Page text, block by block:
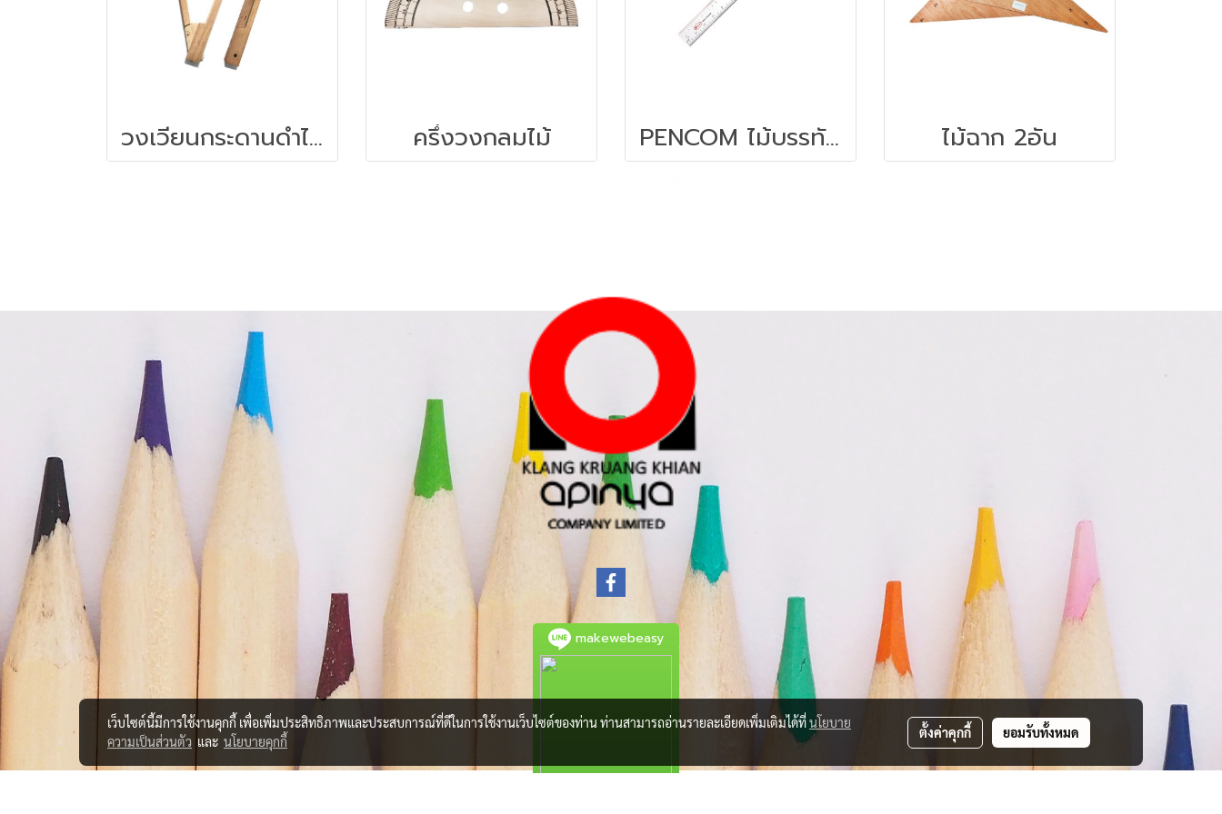
วงเวียนกระดานดำไม้ ครึ่งวงกลมไม้ PENCOM ไม้บรรทัดพลาสติก 12 นิ้ว ไม้ฉาก 2อัน
makewebeasy
เว็บไซต์นี้มีการใช้งานคุกกี้ เพื่อเพิ่มประสิทธิภาพและประสบการณ์ที่ดีในการใช้งานเว็บไซต์ของท่าน ท่านสามารถอ่านรายละเอียดเพิ่มเติมได้ที่นโยบาย
ความเป็นส่วนตัว และ นโยบายคุกกี้
ตั้งค่าคุกกี้ ยอมรับทั้งหมด